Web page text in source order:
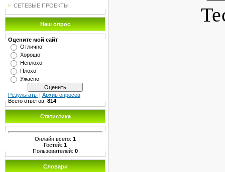
СЕТЕВЫЕ ПРОЕКТЫ
Наш опрос
Оцените мой сайт
Отлично
Хорошо
Неплохо
Плохо
Ужасно
Результаты | Архив опросов
Всего ответов: 814
Статистика
Онлайн всего: 1
Гостей: 1
Пользователей: 0
Словари